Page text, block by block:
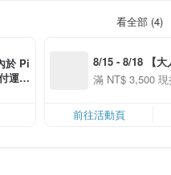
看全部 (4)
於 Pi
運
8/15 - 8/18 【大
季】滿
50
滿 NT$ 3,500
前往活動頁